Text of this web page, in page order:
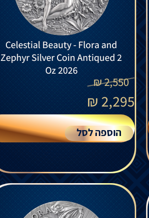
Celestial Beauty - Flora and
Zephyr Silver Coin Antiqued 2
Oz 2026
2,550
₪
2,295
₪
הוספה לסל